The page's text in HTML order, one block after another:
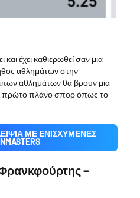
έχει καθιερωθεί σαν μια
αθλημάτων στην
αθλημάτων θα βρουν μια
πρώτο πλάνο σπορ όπως το
ΜΕ ΕΝΙΣΧΥΜΈΝΕΣ
–